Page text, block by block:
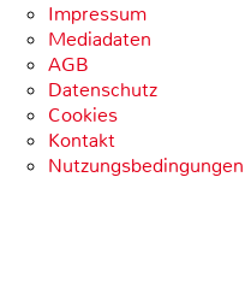
Impressum
Mediadaten
AGB
Datenschutz
Cookies
Kontakt
Nutzungsbedingungen